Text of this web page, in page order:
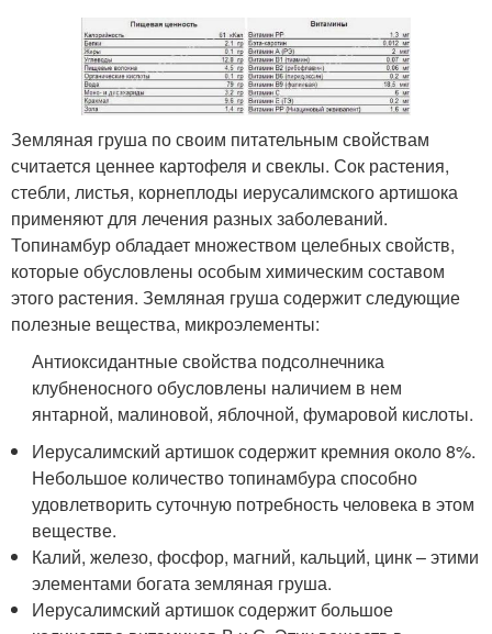
Земляная груша по своим питательным свойствам
считается ценнее картофеля и свеклы. Сок растения,
стебли, листья, корнеплоды иерусалимского артишока
применяют для лечения разных заболеваний.
Топинамбур обладает множеством целебных свойств,
которые обусловлены особым химическим составом
этого растения. Земляная груша содержит следующие
полезные вещества, микроэлементы:
Антиоксидантные свойства подсолнечника
клубненосного обусловлены наличием в нем
янтарной, малиновой, яблочной, фумаровой кислоты.
Иерусалимский артишок содержит кремния около 8%.
Небольшое количество топинамбура способно
удовлетворить суточную потребность человека в этом
веществе.
Калий, железо, фосфор, магний, кальций, цинк – этими
элементами богата земляная груша.
Иерусалимский артишок содержит большое